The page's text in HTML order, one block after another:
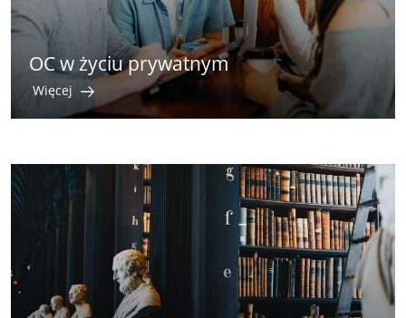
OC w życiu prywatnym
Więcej